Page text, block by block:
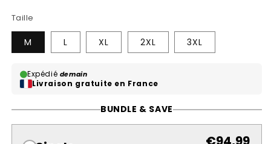
Taille
M L XL 2XL 3XL
Expédié demain
Livraison gratuite en France
BUNDLE & SAVE